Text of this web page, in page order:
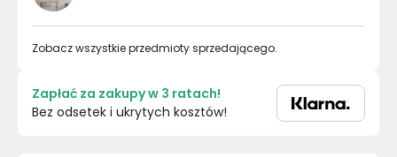
Zobacz wszystkie przedmioty sprzedającego.
Zapłać za zakupy w 3 ratach!
Bez odsetek i ukrytych kosztów!